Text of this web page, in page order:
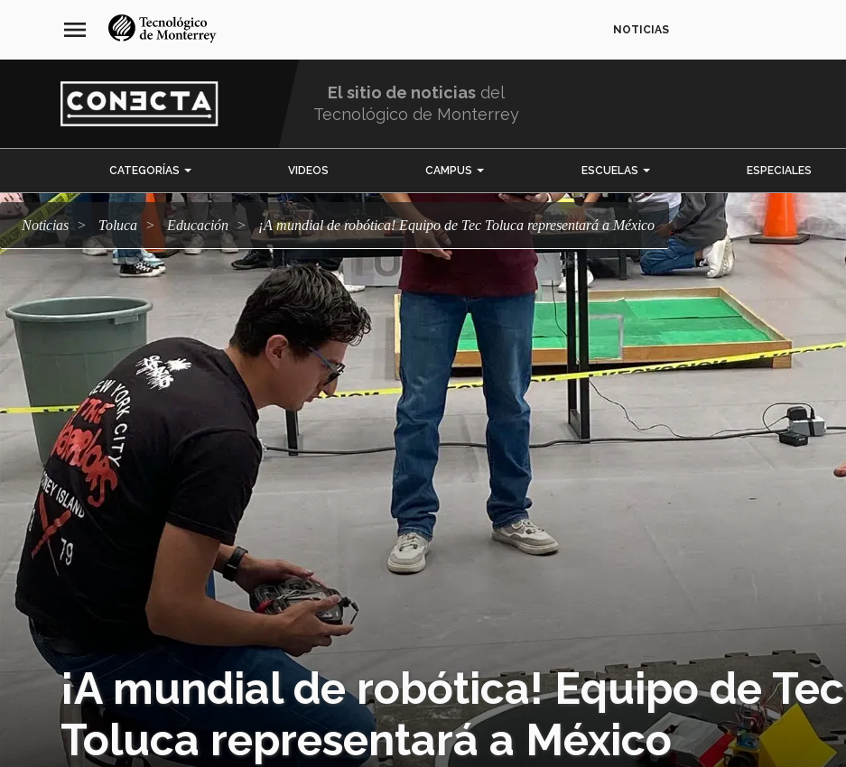
navegación
principal
menu NOTICIAS
El sitio de noticias del
Tecnológico de Monterrey
CATEGORÍAS VIDEOS CAMPUS ESCUELAS ESPECIALES
Noticias Toluca Educación ¡A mundial de robótica! Equipo de Tec Toluca representará a México
¡A mundial de robótica! Equipo de Tec
Toluca representará a México